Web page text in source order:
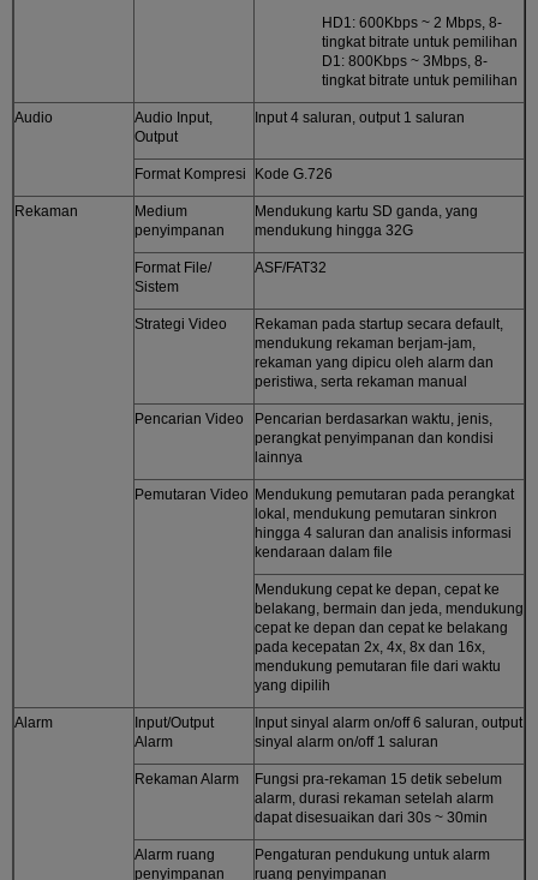
HD1: 600Kbps ~ 2 Mbps, 8-
tingkat bitrate untuk pemilihan
D1: 800Kbps ~ 3Mbps, 8-
tingkat bitrate untuk pemilihan
Audio
Audio Input,
Output
Input 4 saluran, output 1 saluran
Format Kompresi Kode G.726
Rekaman
Medium
penyimpanan
Mendukung kartu SD ganda, yang
mendukung hingga 32G
Format File/
Sistem
ASF/FAT32
Strategi Video
Rekaman pada startup secara default,
mendukung rekaman berjam-jam,
rekaman yang dipicu oleh alarm dan
peristiwa, serta rekaman manual
Pencarian Video
Pencarian berdasarkan waktu, jenis,
perangkat penyimpanan dan kondisi
lainnya
Pemutaran Video Mendukung pemutaran pada perangkat
lokal, mendukung pemutaran sinkron
hingga 4 saluran dan analisis informasi
kendaraan dalam file
Mendukung cepat ke depan, cepat ke
belakang, bermain dan jeda, mendukung
cepat ke depan dan cepat ke belakang
pada kecepatan 2x, 4x, 8x dan 16x,
mendukung pemutaran file dari waktu
yang dipilih
Alarm
Input/Output
Alarm
Input sinyal alarm on/off 6 saluran, output
sinyal alarm on/off 1 saluran
Rekaman Alarm
Fungsi pra-rekaman 15 detik sebelum
alarm, durasi rekaman setelah alarm
dapat disesuaikan dari 30s ~ 30min
Alarm ruang
penyimpanan
Pengaturan pendukung untuk alarm
ruang penyimpanan